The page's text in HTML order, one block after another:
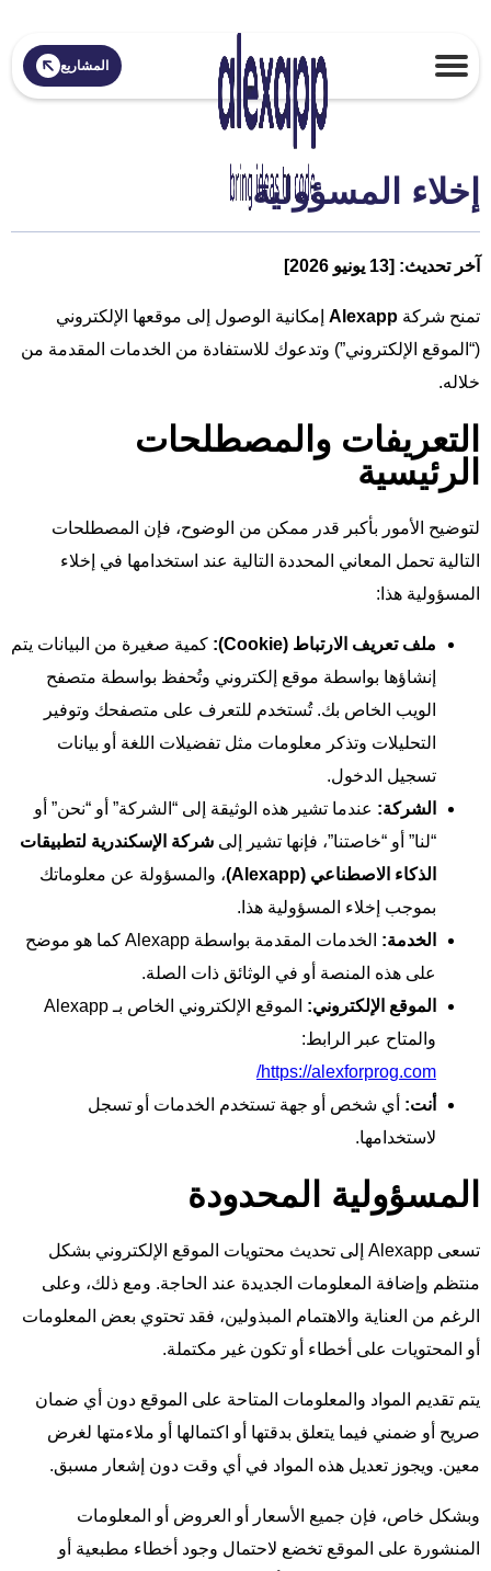
المشاريع
إخلاء المسؤولية
آخر تحديث: [13 يونيو 2026]
تمنح شركة Alexapp إمكانية الوصول إلى موقعها الإلكتروني
(“الموقع الإلكتروني”) وتدعوك للاستفادة من الخدمات المقدمة من
خلاله.
التعريفات والمصطلحات
الرئيسية
لتوضيح الأمور بأكبر قدر ممكن من الوضوح، فإن المصطلحات
التالية تحمل المعاني المحددة التالية عند استخدامها في إخلاء
المسؤولية هذا:
ملف تعريف الارتباط (Cookie):
كمية صغيرة من البيانات يتم
إنشاؤها بواسطة موقع إلكتروني وتُحفظ بواسطة متصفح
الويب الخاص بك. تُستخدم للتعرف على متصفحك وتوفير
التحليلات وتذكر معلومات مثل تفضيلات اللغة أو بيانات
تسجيل الدخول.
الشركة: عندما تشير هذه الوثيقة إلى “الشركة” أو “نحن” أو
“لنا” أو “خاصتنا”، فإنها تشير إلى شركة الإسكندرية لتطبيقات
الذكاء الاصطناعي (Alexapp)
، والمسؤولة عن معلوماتك
بموجب إخلاء المسؤولية هذا.
الخدمة:
الخدمات المقدمة بواسطة Alexapp كما هو موضح
على هذه المنصة أو في الوثائق ذات الصلة.
الموقع الإلكتروني:
الموقع الإلكتروني الخاص بـ Alexapp
والمتاح عبر الرابط:
https://alexforprog.com/
أنت: أي شخص أو جهة تستخدم الخدمات أو تسجل
لاستخدامها.
المسؤولية المحدودة
تسعى Alexapp إلى تحديث محتويات الموقع الإلكتروني بشكل
منتظم وإضافة المعلومات الجديدة عند الحاجة. ومع ذلك، وعلى
الرغم من العناية والاهتمام المبذولين، فقد تحتوي بعض المعلومات
أو المحتويات على أخطاء أو تكون غير مكتملة.
يتم تقديم المواد والمعلومات المتاحة على الموقع دون أي ضمان
صريح أو ضمني فيما يتعلق بدقتها أو اكتمالها أو ملاءمتها لغرض
معين. ويجوز تعديل هذه المواد في أي وقت دون إشعار مسبق.
وبشكل خاص، فإن جميع الأسعار أو العروض أو المعلومات
المنشورة على الموقع تخضع لاحتمال وجود أخطاء مطبعية أو